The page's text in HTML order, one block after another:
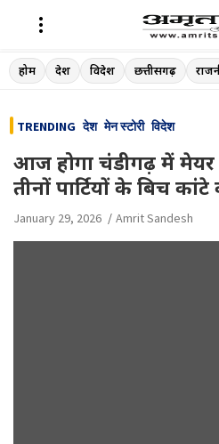
Skip
to
होम देश विदेश छत्तीसगढ़
TRENDING देश मेन स्टोरी विदेश
आज होगा चंडीगढ़ में मेयर
तीनों पार्टियों के बिच
January 29, 2026 Amrit Sandesh